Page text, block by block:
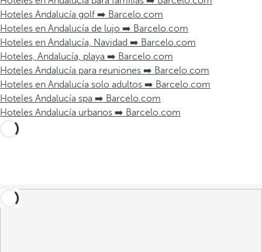
Hoteles Andalucía golf ➡️ Barcelo.com
Hoteles en Andalucía de lujo ➡️ Barcelo.com
Hoteles en Andalucía, Navidad ➡️ Barcelo.com
Hoteles, Andalucía, playa ➡️ Barcelo.com
Hoteles Andalucía para reuniones ➡️ Barcelo.com
Hoteles en Andalucía solo adultos ➡️ Barcelo.com
Hoteles Andalucía spa ➡️ Barcelo.com
Hoteles Andalucía urbanos ➡️ Barcelo.com